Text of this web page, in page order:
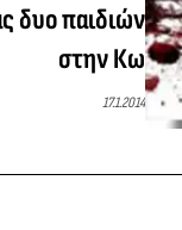
δυο παιδιών
στην Κω
17.1.2014